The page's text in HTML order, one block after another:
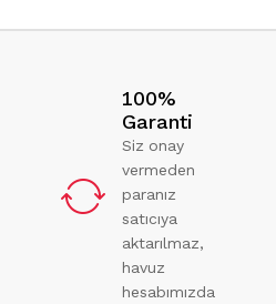
100%
Garanti
Siz onay
vermeden
paranız
satıcıya
aktarılmaz,
havuz
hesabımızda